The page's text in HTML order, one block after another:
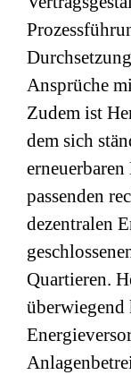
Ansprüche
Zudem ist
dem sich
passenden
dezentralen
Quartieren.
überwiegend